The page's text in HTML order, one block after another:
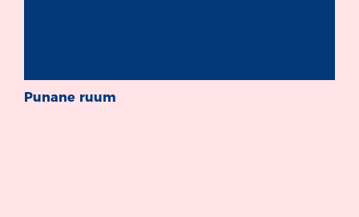
Punane ruum